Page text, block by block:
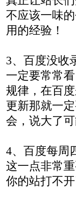
不应该一味
用的经验！
3、百度没收
一定要常常
规律，在百
更新那就一
会，说大了
4、百度每周
这一点非常
你的站打不